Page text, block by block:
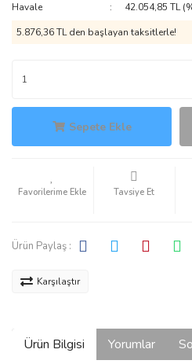
Havale
42.054,85 TL
5.876,36 TL den başlayan taksitlerle!
Sepete Ekle
Tavsiye Et
Ürün Paylaş :
Karşılaştır
Ürün Bilgisi Yorumlar